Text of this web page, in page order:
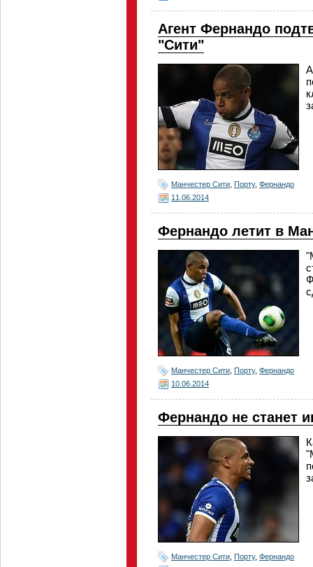
Агент Фернандо
"Сити"
Манчестер Сити Порту, Фернандо
11.06.2014
Фернандо летит в
Манчестер Сити Порту, Фернандо
10.06.2014
Фернандо не станет
Манчестер Сити Порту, Фернандо